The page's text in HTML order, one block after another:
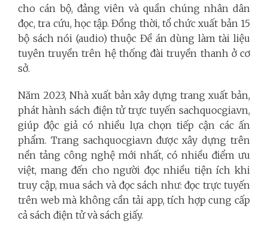
cho cán bộ, đảng viên và quần chúng nhân dân
đọc, tra cứu, học tập. Đồng thời, tổ chức xuất bản 15
bộ sách nói (audio) thuộc Đề án dùng làm tài liệu
tuyên truyền trên hệ thống đài truyền thanh ở cơ
sở.
Năm 2023, Nhà xuất bản xây dựng trang xuất bản,
phát hành sách điện tử trực tuyến sachquocgia.vn,
giúp độc giả có nhiều lựa chọn tiếp cận các ấn
phẩm. Trang sachquocgia.vn được xây dựng trên
nền tảng công nghệ mới nhất, có nhiều điểm ưu
việt, mang đến cho người đọc nhiều tiện ích khi
truy cập, mua sách và đọc sách như: đọc trực tuyến
trên web mà không cần tải app, tích hợp cung cấp
cả sách điện tử và sách giấy.